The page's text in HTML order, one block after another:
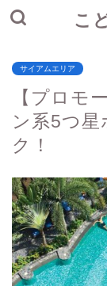
こ
サイアムエリア
【プロモ
ン系5つ
ク！